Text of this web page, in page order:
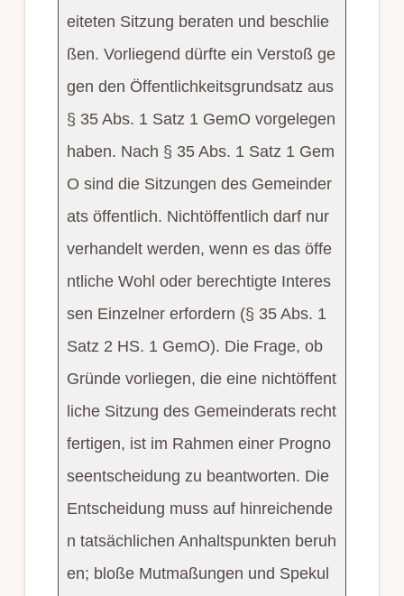
eiteten Sitzung beraten und beschlie
ßen. Vorliegend dürfte ein Verstoß ge
gen den Öffentlichkeitsgrundsatz aus
§ 35 Abs. 1 Satz 1 GemO vorgelegen
haben. Nach § 35 Abs. 1 Satz 1 Gem
O sind die Sitzungen des Gemeinder
ats öffentlich. Nichtöffentlich darf nur
verhandelt werden, wenn es das öffe
ntliche Wohl oder berechtigte Interes
sen Einzelner erfordern (§ 35 Abs. 1
Satz 2 HS. 1 GemO). Die Frage, ob
Gründe vorliegen, die eine nichtöffent
liche Sitzung des Gemeinderats recht
fertigen, ist im Rahmen einer Progno
seentscheidung zu beantworten. Die
Entscheidung muss auf hinreichende
n tatsächlichen Anhaltspunkten beruh
en; bloße Mutmaßungen und Spekul